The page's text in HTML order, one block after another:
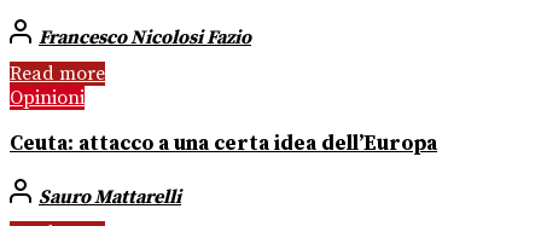
Francesco Nicolosi Fazio
Read more
Opinioni
Ceuta: attacco a una certa idea dell’Europa
Sauro Mattarelli